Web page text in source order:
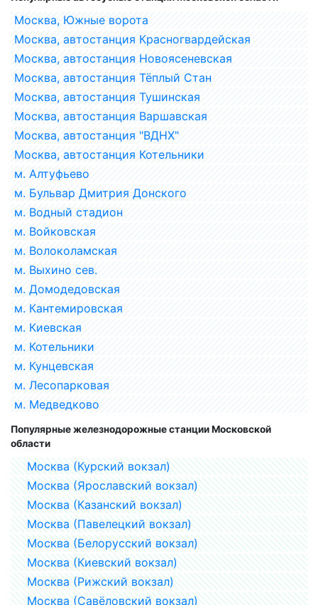
Москва, Южные ворота
Москва, автостанция Красногвардейская
Москва, автостанция Новоясеневская
Москва, автостанция Тёплый Стан
Москва, автостанция Тушинская
Москва, автостанция Варшавская
Москва, автостанция "ВДНХ"
Москва, автостанция Котельники
м. Алтуфьево
м. Бульвар Дмитрия Донского
м. Водный стадион
м. Войковская
м. Волоколамская
м. Выхино сев.
м. Домодедовская
м. Кантемировская
м. Киевская
м. Котельники
м. Кунцевская
м. Лесопарковая
м. Медведково
Популярные железнодорожные станции Московской
области
Москва (Курский вокзал)
Москва (Ярославский вокзал)
Москва (Казанский вокзал)
Москва (Павелецкий вокзал)
Москва (Белорусский вокзал)
Москва (Киевский вокзал)
Москва (Рижский вокзал)
Москва (Савёловский вокзал)